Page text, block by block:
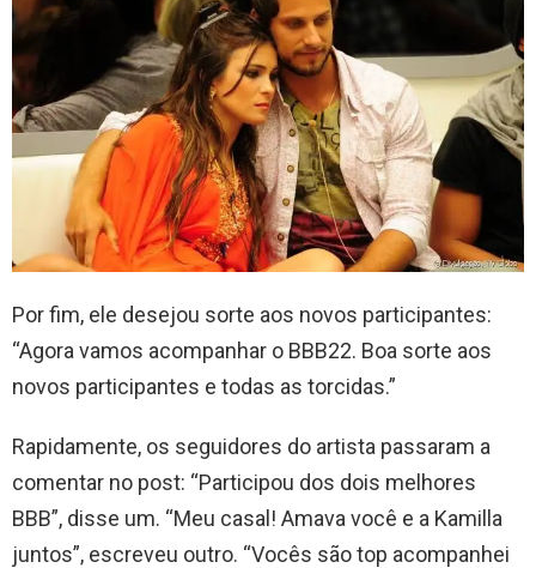
Por fim, ele desejou sorte aos novos participantes:
“Agora vamos acompanhar o BBB22. Boa sorte aos
novos participantes e todas as torcidas.”
Rapidamente, os seguidores do artista passaram a
comentar no post: “Participou dos dois melhores
BBB”, disse um. “Meu casal! Amava você e a Kamilla
juntos”, escreveu outro. “Vocês são top acompanhei